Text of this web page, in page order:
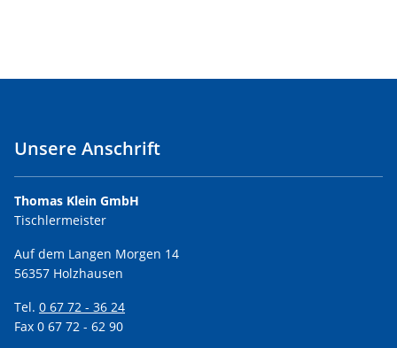
Unsere Anschrift
Thomas Klein GmbH
Tischlermeister
Auf dem Langen Morgen 14
56357 Holzhausen
Tel. 0 67 72 - 36 24
Fax 0 67 72 - 62 90